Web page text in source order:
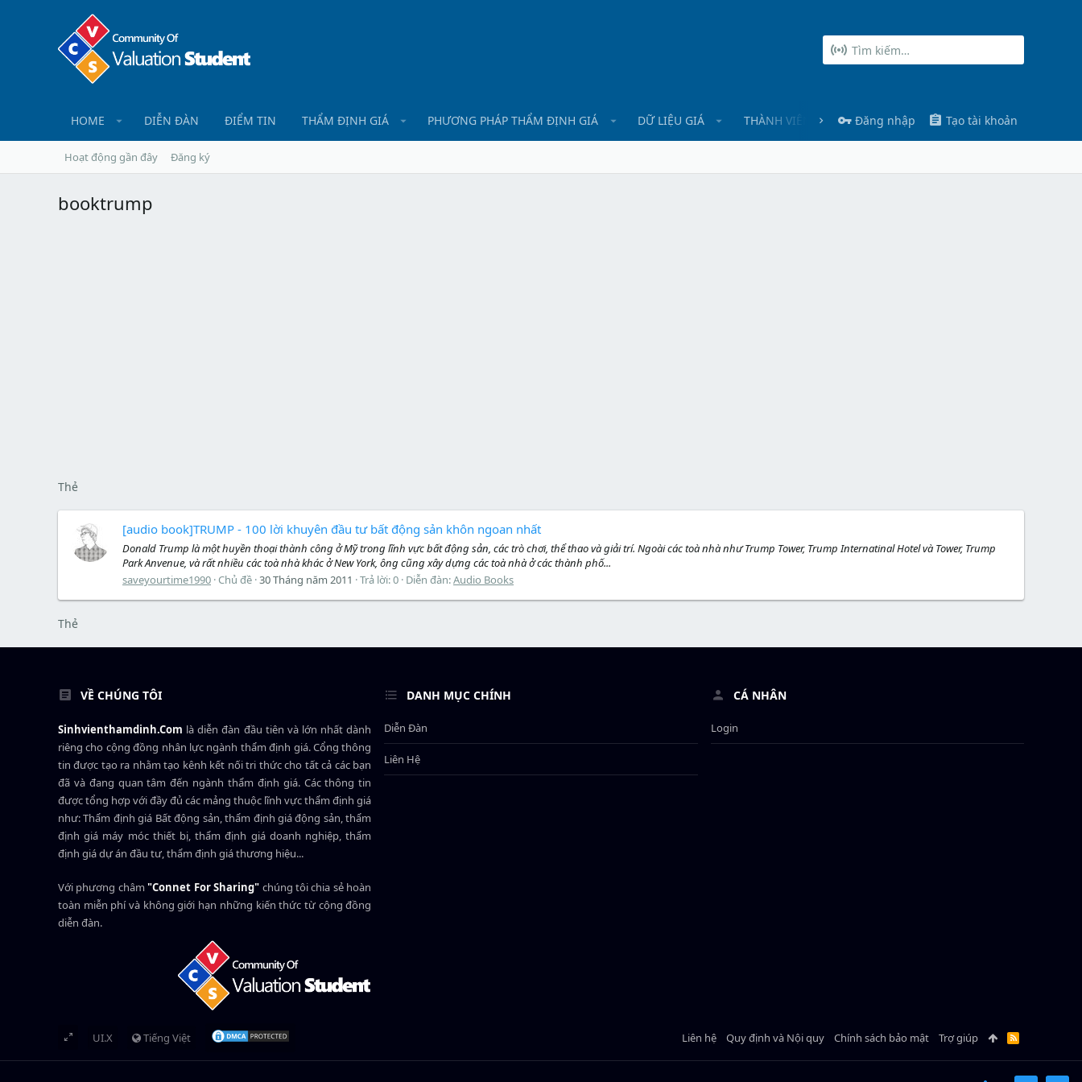
HOME DIỄN ĐÀN ĐIỂM TIN THẨM ĐỊNH GIÁ PHƯƠNG PHÁP THẨM ĐỊNH GIÁ DỮ LIỆU GIÁ THÀNH VIÊN Đăng nhập Tạo tài khoản
Hoạt động gần đây Đăng ký
booktrump
Thẻ
[audio book]TRUMP - 100 lời khuyên đầu tư bất động sản khôn ngoan nhất
Donald Trump là một huyền thoại thành công ở Mỹ trong lĩnh vực bất động sản, các trò chơi, thể thao và giải trí. Ngoài các toà nhà như Trump Tower, Trump Internatinal Hotel và Tower, Trump
Park Anvenue, và rất nhiều các toà nhà khác ở New York, ông cũng xây dựng các toà nhà ở các thành phố...
saveyourtime1990 Chủ đề 30 Tháng năm 2011 Trả lời: 0 Diễn đàn:Audio Books
Thẻ
VỀ CHÚNG TÔI
Sinhvienthamdinh.Com là diễn đàn đầu tiên và lớn nhất dành
riêng cho cộng đồng nhân lực ngành thẩm định giá. Cổng thông
tin được tạo ra nhằm tạo kênh kết nối tri thức cho tất cả các bạn
đã và đang quan tâm đến ngành thẩm định giá. Các thông tin
được tổng hợp với đầy đủ các mảng thuộc lĩnh vực thẩm định giá
như: Thẩm định giá Bất động sản, thẩm định giá động sản, thẩm
định giá máy móc thiết bị, thẩm định giá doanh nghiệp, thẩm
định giá dự án đầu tư, thẩm định giá thương hiệu...
Với phương châm"Connet For Sharing" chúng tôi chia sẻ hoàn
toàn miễn phí và không giới hạn những kiến thức từ cộng đồng
diễn đàn.
DANH MỤC CHÍNH
Diễn Đàn
Liên Hệ
CÁ NHÂN
Login
UI.X Tiếng Việt Liên hệ Quy định và Nội quy Chính sách bảo mật Trợ giúp
R
S
S